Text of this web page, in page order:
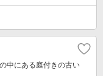
中にある庭付きの古い